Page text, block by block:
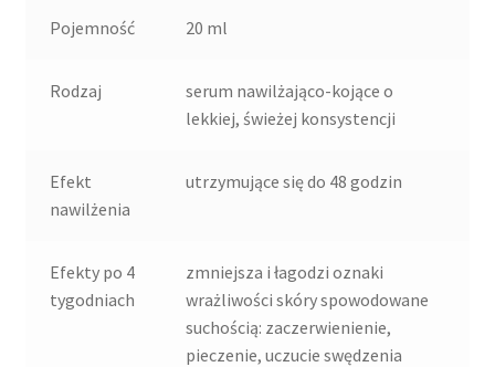
Pojemność 20 ml
Rodzaj
serum nawilżająco-kojące o
lekkiej, świeżej konsystencji
Efekt
nawilżenia
utrzymujące się do 48 godzin
Efekty po 4
tygodniach
zmniejsza i łagodzi oznaki
wrażliwości skóry spowodowane
suchością: zaczerwienienie,
pieczenie, uczucie swędzenia